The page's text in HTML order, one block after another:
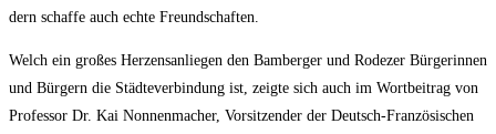
dern schaf­fe auch ech­te Freundschaften.
Welch ein gro­ßes Her­zens­an­lie­gen den Bam­ber­ger und Rode­zer Bür­ge­rin­nen
und Bür­gern die Städ­te­ver­bin­dung ist, zeig­te sich auch im Wort­bei­trag von
Pro­fes­sor Dr. Kai Non­nen­ma­cher, Vor­sit­zen­der der Deutsch-Fran­zö­si­schen